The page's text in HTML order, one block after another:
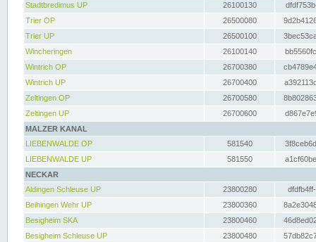
Stadtbredimus UP
26100130
Trier OP
26500080
Trier UP
26500100
Wincheringen
26100140
Wintrich OP
26700380
Wintrich UP
26700400
Zeltingen OP
26700580
Zeltingen UP
26700600
MALZER KANAL
LIEBENWALDE OP
581540
LIEBENWALDE UP
581550
NECKAR
Aldingen Schleuse UP
23800280
Beihingen Wehr UP
23800360
Besigheim SKA
23800460
Besigheim Schleuse UP
23800480